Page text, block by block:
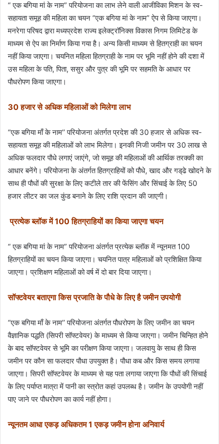
“ एक बगिया मां के नाम” परियोजना का लाभ लेने वाली आजीविका मिशन के स्व-
सहायता समूह की महिला का चयन “एक बगिया मां के नाम” ऐप से किया जाएगा।
मनरेगा परिषद द्वारा मध्यप्रदेश राज्य इलेक्ट्रॉनिक्स विकास निगम लिमिटेड के
माध्यम से ऐप का निर्माण किया गया है। अन्य किसी माध्यम से हितग्राही का चयन
नहीं किया जाएगा। चयनित महिला हितग्राही के नाम पर भूमि नहीं होने की दशा में
उस महिला के पति, पिता, ससुर और पुत्र की भूमि पर सहमति के आधार पर
पौधरोपण किया जाएगा।
30 हजार से अधिक महिलाओं को मिलेगा लाभ
“एक बगिया माँ के नाम’’ परियोजना अंतर्गत प्रदेश की 30 हजार से अधिक स्व-
सहायता समूह की महिलाओं को लाभ मिलेगा। इनकी निजी जमीन पर 30 लाख से
अधिक फलदार पौधे लगाएं जाएंगे, जो समूह की महिलाओं की आर्थिक तरक्‍की का
आधार बनेंगे। परियोजना के अंतर्गत हितग्राहियों को पौधे, खाद और गड्‌ढे खोदने के
साथ ही पौधों की सुरक्षा के लिए कटीले तार की फेंसिंग और सिंचाई के लिए 50
हजार लीटर का जल कुंड बनाने के लिए राशि प्रदान की जाएगी।
प्रत्येक ब्लॉक में 100 हितग्राहियों का किया जाएगा चयन
“ एक बगिया मां के नाम” परियोजना अंतर्गत प्रत्येक ब्लॉक में न्यूनमत 100
हितग्राहियों का चयन किया जाएगा। चयनित पात्र महिलाओं को प्रशिक्षित किया
जाएगा। प्रशिक्षण महिलाओं को वर्ष में दो बार दिया जाएगा।
सॉफ्टवेयर बताएगा किस प्रजाति के पौधे के लिए है जमीन उपयोगी
“एक बगिया माँ के नाम’’ परियोजना अंतर्गत पौधरोपण के लिए जमीन का चयन
वैज्ञानिक पद्धति (सिपरी सॉफ्टवेयर) के माध्यम से किया जाएगा। जमीन चिन्हित होने
के बाद सॉफ्टवेयर से भूमि का परीक्षण किया जाएगा। जलवायु के साथ ही किस
जमीन पर कौन सा फलदार पौधा उपयुक्त है। पौधा कब और किस समय लगाया
जाएगा। सिपरी सॉफ्टवेयर के माध्यम से यह पता लगाया जाएगा कि पौधों की सिंचाई
के लिए पर्याप्त मात्रा में पानी का स्त्रोत कहां उपलब्ध है। जमीन के उपयोगी नहीं
पाए जाने पर पौधरोपण का कार्य नहीं होगा।
न्यूनतम आधा एकड़ अधिकतम 1 एकड़ जमीन होना अनिवार्य